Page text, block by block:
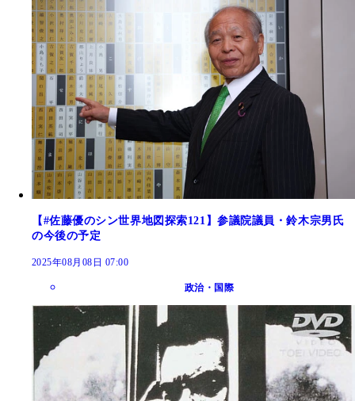
【#佐藤優のシン世界地図探索121】参議院議員・鈴木宗男氏
の今後の予定
2025年08月08日 07:00
政治・国際